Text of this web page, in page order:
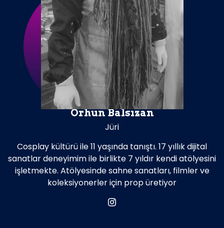
Orhun Balsızan
Jüri
Cosplay kültürü ile 11 yaşında tanıştı. 17 yıllık dijital
sanatlar deneyimim ile birlikte 7 yıldır kendi atölyesini
işletmekte. Atölyesinde sahne sanatları, filmler ve
koleksiyonerler için prop üretiyor